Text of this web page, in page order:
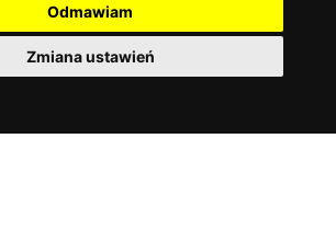
Odmawiam
Zmiana ustawień